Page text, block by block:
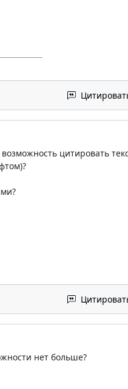
цитировать
нет больше?